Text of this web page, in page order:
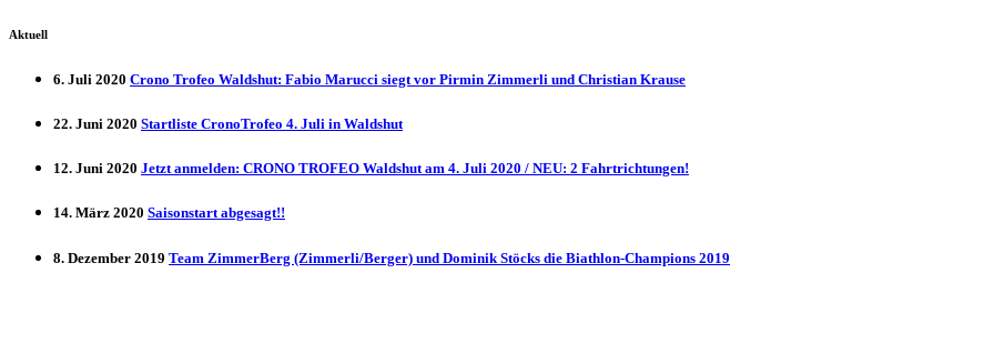
Aktuell
6. Juli 2020 Crono Trofeo Waldshut: Fabio Marucci siegt vor Pirmin Zimmerli und Christian Krause
22. Juni 2020 Startliste CronoTrofeo 4. Juli in Waldshut
12. Juni 2020 Jetzt anmelden: CRONO TROFEO Waldshut am 4. Juli 2020 / NEU: 2 Fahrtrichtungen!
14. März 2020 Saisonstart abgesagt!!
8. Dezember 2019 Team ZimmerBerg (Zimmerli/Berger) und Dominik Stöcks die Biathlon-Champions 2019